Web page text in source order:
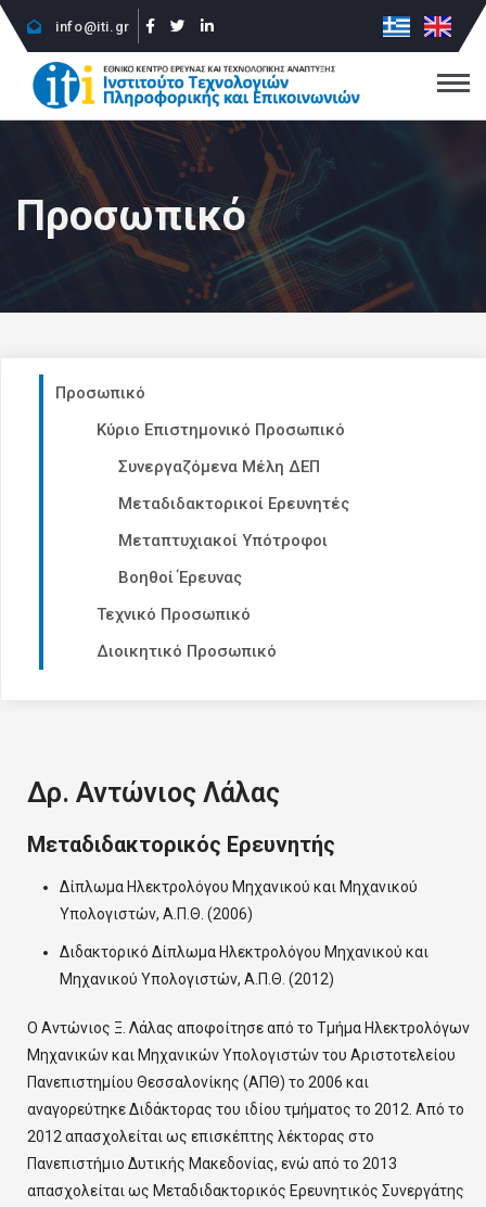
info@iti.gr
Προσωπικό
Προσωπικό
Κύριο Επιστημονικό Προσωπικό
Συνεργαζόμενα Μέλη ΔΕΠ
Μεταδιδακτορικοί Ερευνητές
Μεταπτυχιακοί Υπότροφοι
Βοηθοί Έρευνας
Τεχνικό Προσωπικό
Διοικητικό Προσωπικό
Δρ. Αντώνιος Λάλας
Μεταδιδακτορικός Ερευνητής
Δίπλωμα Ηλεκτρολόγου Μηχανικού και Μηχανικού
Υπολογιστών, Α.Π.Θ. (2006)
Διδακτορικό Δίπλωμα Ηλεκτρολόγου Μηχανικού και
Μηχανικού Υπολογιστών, Α.Π.Θ. (2012)
Ο Αντώνιος Ξ. Λάλας αποφοίτησε από το Τμήμα Ηλεκτρολόγων
Μηχανικών και Μηχανικών Υπολογιστών του Αριστοτελείου
Πανεπιστημίου Θεσσαλονίκης (ΑΠΘ) το 2006 και
αναγορεύτηκε Διδάκτορας του ιδίου τμήματος το 2012. Από το
2012 απασχολείται ως επισκέπτης λέκτορας στο
Πανεπιστήμιο Δυτικής Μακεδονίας, ενώ από το 2013
απασχολείται ως Μεταδιδακτορικός Ερευνητικός Συνεργάτης